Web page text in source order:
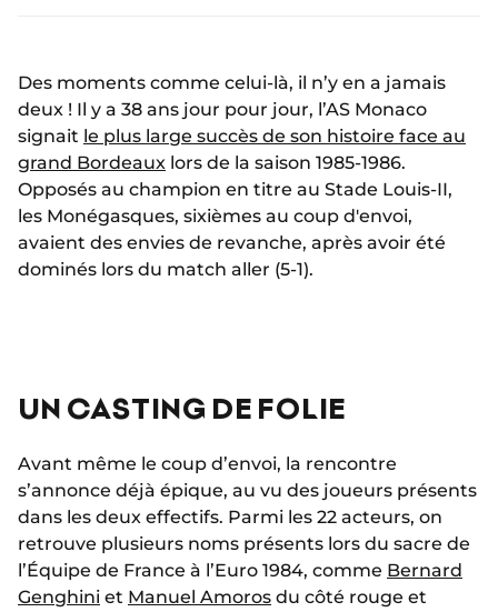
Des moments comme celui-là, il n’y en a jamais
deux ! Il y a 38 ans jour pour jour, l’AS Monaco
signait le plus large succès de son histoire face au
grand Bordeaux lors de la saison 1985-1986.
Opposés au champion en titre au Stade Louis-II,
les Monégasques, sixièmes au coup d'envoi,
avaient des envies de revanche, après avoir été
dominés lors du match aller (5-1).
UN CASTING DE FOLIE
Avant même le coup d’envoi, la rencontre
s’annonce déjà épique, au vu des joueurs présents
dans les deux effectifs. Parmi les 22 acteurs, on
retrouve plusieurs noms présents lors du sacre de
l’Équipe de France à l’Euro 1984, comme Bernard
Genghini et Manuel Amoros du côté rouge et